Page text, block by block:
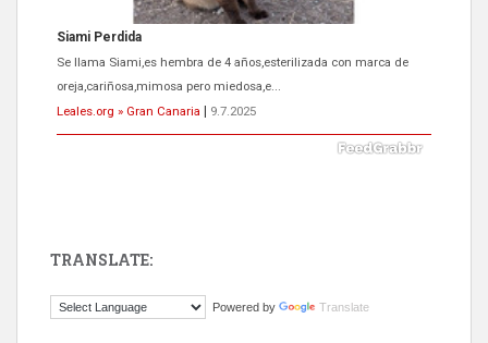
Siami Perdida
Se llama Siami,es hembra de 4 años,esterilizada con marca de
oreja,cariñosa,mimosa pero miedosa,e...
Leales.org » Gran Canaria
9.7.2025
El ayuntamiento se va a llevar a Los Gatos callejeros de la zona los
TRANSLATE:
Powered by Translate